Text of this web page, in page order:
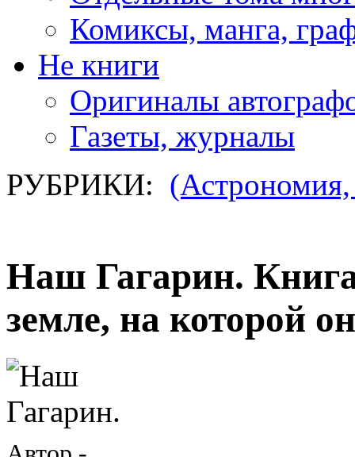
Комиксы, манга,
Не книги
Оригиналы
Газеты, журналы
РУБРИКИ:
Наш Гагарин.
земле, на которой